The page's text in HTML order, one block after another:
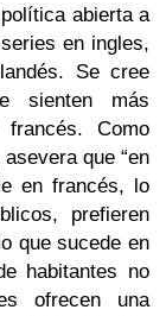
abierta a
en ingles,
Se cree
sienten más
Como
que “en
en francés, lo
prefieren
que sucede en
habitantes no
ofrecen una